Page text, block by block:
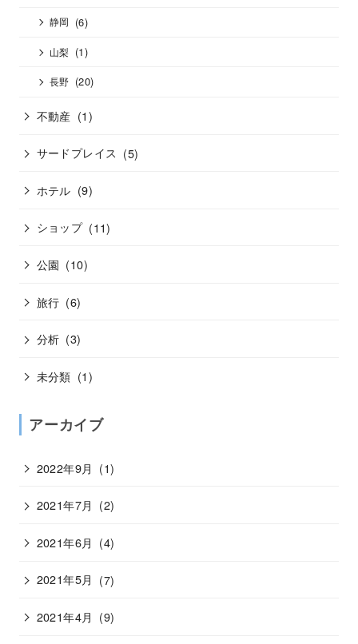
静岡 (6)
山梨 (1)
長野 (20)
不動産 (1)
サードプレイス (5)
ホテル (9)
ショップ (11)
公園 (10)
旅行 (6)
分析 (3)
未分類 (1)
アーカイブ
2022年9月 (1)
2021年7月 (2)
2021年6月 (4)
2021年5月 (7)
2021年4月 (9)